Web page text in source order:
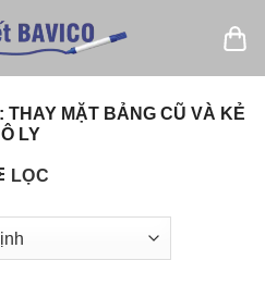
THAY MẶT BẢNG CŨ VÀ KẺ
Ô LY
LỌC